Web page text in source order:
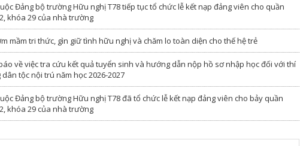
Đảng bộ trường Hữu nghị T78 tiếp tục tổ chức lễ kết nạp đảng viên cho quần
khóa 29 của nhà trường
mầm tri thức, gìn giữ tình hữu nghị và chăm lo toàn diện cho thế hệ trẻ
về việc tra cứu kết quả tuyển sinh và hướng dẫn nộp hồ sơ nhập học đối với thí
tộc nội trú năm học 2026-2027
Đảng bộ trường Hữu nghị T78 đã tổ chức lễ kết nạp đảng viên cho bảy quần
khóa 29 của nhà trường